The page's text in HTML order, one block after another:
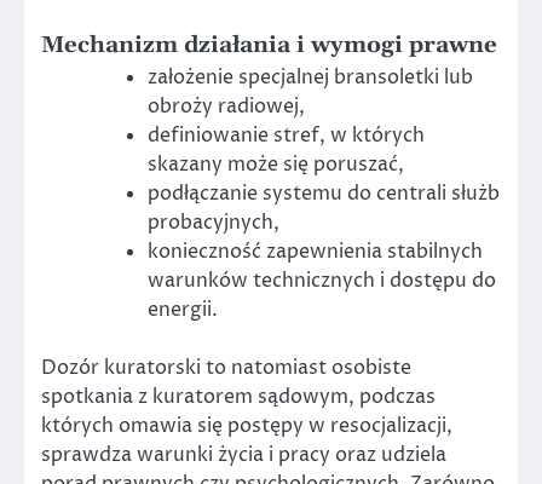
Mechanizm działania i wymogi prawne
założenie specjalnej bransoletki lub
obroży radiowej,
definiowanie stref, w których
skazany może się poruszać,
podłączanie systemu do centrali służb
probacyjnych,
konieczność zapewnienia stabilnych
warunków technicznych i dostępu do
energii.
Dozór kuratorski to natomiast osobiste
spotkania z kuratorem sądowym, podczas
których omawia się postępy w resocjalizacji,
sprawdza warunki życia i pracy oraz udziela